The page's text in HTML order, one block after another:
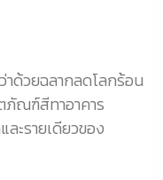
ด้วยฉลากลดโลกร้อน
ณฑ์สีทาอาคาร
ะรายเดียวของ